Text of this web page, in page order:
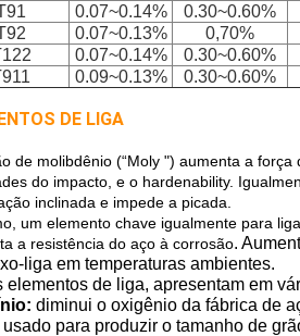
0.07~0.14% 0.30~0.60%
0.07~0.13% 0,70%
0.07~0.14% 0.30~0.60%
0.09~0.13% 0.30~0.60%
DE LIGA
de molibdênio (“Moly ") aumenta a
do impacto, e o hardenability.
inclinada e impede a picada.
um elemento chave igualmente para
a resistência do aço à corrosão.
liga em temperaturas ambientes.
elementos de liga, apresentam em
diminui o oxigênio da fábrica de
usado para produzir o tamanho de